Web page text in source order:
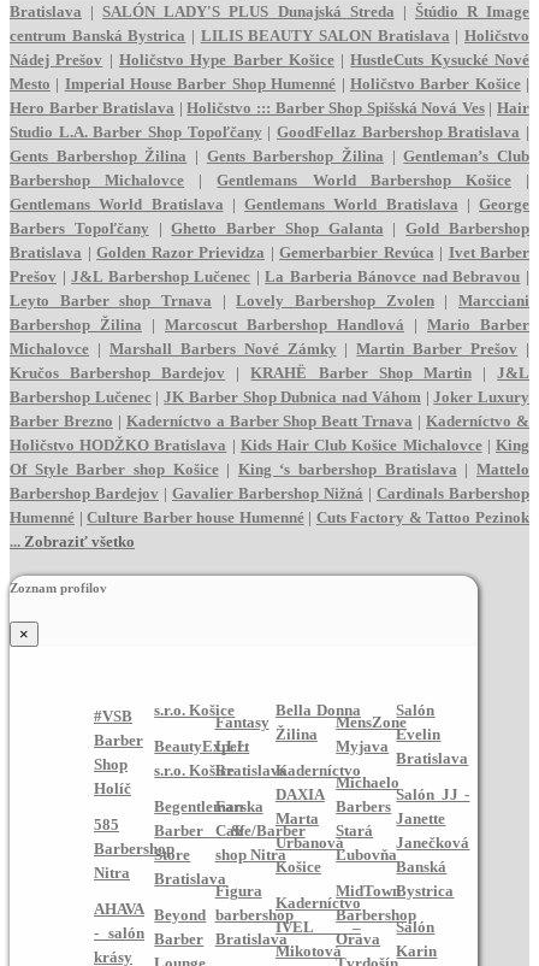
Bratislava |SALÓN LADY'S PLUS Dunajská Streda | Štúdio R Image
centrum Banská Bystrica | LILIS BEAUTY SALON Bratislava |Holičstvo
Nádej Prešov | Holičstvo Hype Barber Košice|HustleCuts Kysucké Nové
Mesto | Imperial House Barber Shop Humenné | Holičstvo Barber Košice|
Hero Barber Bratislava |Holičstvo ::: Barber Shop Spišská Nová Ves|Hair
Studio L.A. Barber Shop Topoľčany |GoodFellaz Barbershop Bratislava |
Gents Barbershop Žilina | Gents Barbershop Žilina |Gentleman’s Club
Barbershop Michalovce |Gentlemans World Barbershop Košice|
Gentlemans World Bratislava | Gentlemans World Bratislava | George
Barbers Topoľčany |Ghetto Barber Shop Galanta |Gold Barbershop
Bratislava | Golden Razor Prievidza | Gemerbarbier Revúca | Ivet Barber
Prešov |J&L Barbershop Lučenec |La Barberia Bánovce nad Bebravou |
Leyto Barber shop Trnava |Lovely Barbershop Zvolen|Marcciani
Barbershop Žilina | Marcoscut Barbershop Handlová | Mario Barber
Michalovce | Marshall Barbers Nové Zámky |Martin Barber Prešov |
Kručos Barbershop Bardejov |KRAHË Barber Shop Martin|J&L
Barbershop Lučenec|JK Barber Shop Dubnica nad Váhom |Joker Luxury
Barber Brezno | Kaderníctvo a Barber Shop Beatt Trnava |Kaderníctvo &
Holičstvo HODŽKO Bratislava | Kids Hair Club Košice Michalovce|King
Of Style Barber shop Košice| King ‘s barbershop Bratislava |Mattelo
Barbershop Bardejov | Gavalier Barbershop Nižná | Cardinals Barbershop
Humenné |Culture Barber house Humenné| Cuts Factory & Tattoo Pezinok
... Zobraziť všetko
Zoznam profilov
×
#VSB
Barber
Shop
Holíč
585
Barbershop
Nitra
AHAVA
- salón
krásy
s.r.o. Košice
BeautyExpert
s.r.o. Košice
Begentleman
Barber &
Store
Bratislava
Beyond
Barber
Fantasy
LLL
Bratislava
Farska
Caffe/Barber
shop Nitra
Figura
barbershop
Bratislava
Bella Donna
Žilina
Kaderníctvo
DAXIA
Marta
Urbanová
Košice
Kaderníctvo
IVEL –
Mikotová
MensZone
Myjava
Michaelo
Barbers
Stará
Ľubovňa
MidTown
Barbershop
Orava
Salón
Evelin
Bratislava
Salón JJ -
Janette
Janečková
Banská
Bystrica
Salón
Karin